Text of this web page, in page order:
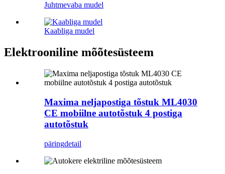
Juhtmevaba mudel
Kaabliga mudel
Elektrooniline mõõtesüsteem
Maxima neljapostiga tõstuk ML4030
CE mobiilne autotõstuk 4 postiga
autotõstuk
päringdetail